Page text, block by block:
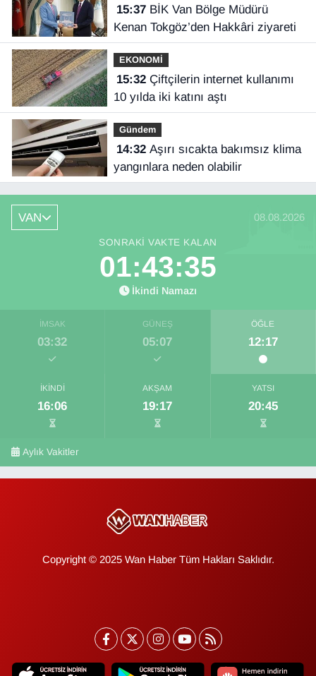
15:37BİK Van Bölge Müdürü
Kenan Tokgöz’den Hakkâri ziyareti
EKONOMİ
15:32Çiftçilerin internet kullanımı
10 yılda iki katını aştı
Gündem
14:32Aşırı sıcakta bakımsız klima
yangınlara neden olabilir
VAN 08.08.2026
SONRAKI VAKTE KALAN
01:43:34
İkindi Namazı
İMSAK
03:32
GÜNEŞ
05:07
ÖĞLE
12:17
İKINDI
16:06
AKŞAM
19:17
YATSI
20:45
Aylık Vakitler
Copyright © 2025 Wan Haber Tüm Hakları Saklıdır.